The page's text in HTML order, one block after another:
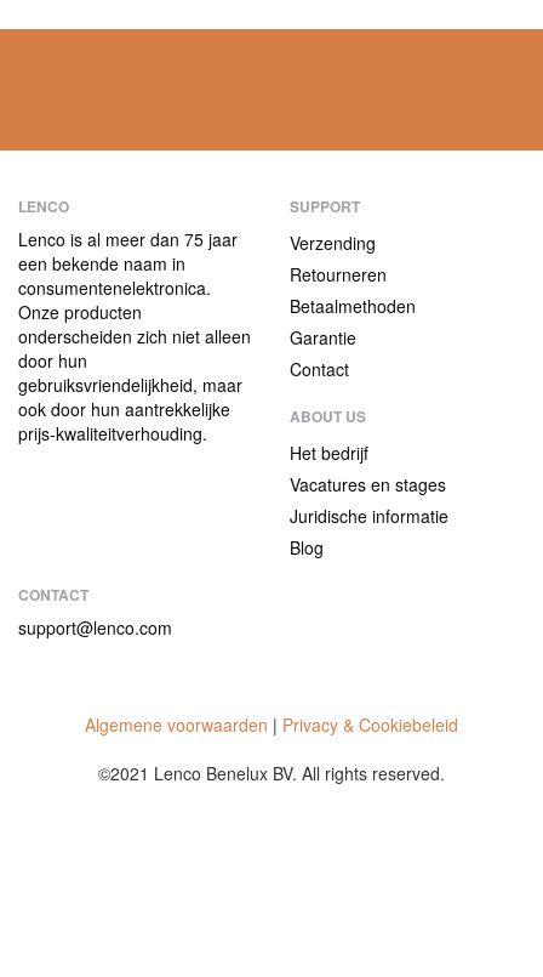
LENCO
Lenco is al meer dan 75 jaar
een bekende naam in
consumentenelektronica.
Onze producten
onderscheiden zich niet alleen
door hun
gebruiksvriendelijkheid, maar
ook door hun aantrekkelijke
prijs-kwaliteitverhouding.
SUPPORT
Verzending
Retourneren
Betaalmethoden
Garantie
Contact
ABOUT US
Het bedrijf
Vacatures en stages
Juridische informatie
Blog
CONTACT
support@lenco.com
Algemene voorwaarden | Privacy & Cookiebeleid
©2021 Lenco Benelux BV. All rights reserved.